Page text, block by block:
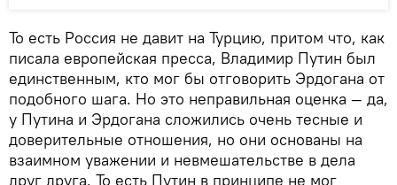
То есть Россия не давит на Турцию, притом что, как
писала европейская пресса, Владимир Путин был
единственным, кто мог бы отговорить Эрдогана от
подобного шага. Но это неправильная оценка — да,
у Путина и Эрдогана сложились очень тесные и
доверительные отношения, но они основаны на
взаимном уважении и невмешательстве в дела
друг друга. То есть Путин в принципе не мог